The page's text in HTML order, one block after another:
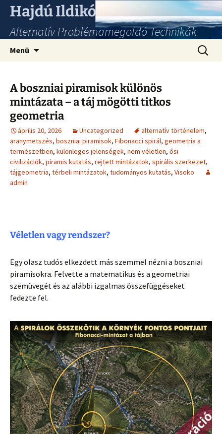
Hajdú Ildikó
Alternatív Problémamegoldó Technikák
Menü
A boszniai piramisok különös
mintázata – a táj mögötti titkos
geometria
április 20, 2026 Uncategorized alternatív történelem,
aranymetszés, boszniai piramisok, Fibonacci spirál, geometria a
természetben, különleges jelenségek, nem véletlen, ősi
civilizációk, piramis kutatás, rejtett mintázatok, spirális szerkezet,
tájgeometria, térbeli mintázatok, tudományos kutatás, Visoko
admin
Véletlen vagy rendszer?
Egy olasz tudós elkezdett más szemmel nézni a boszniai
piramisokra. Felvette a matematikus és a geometriai
szemüvegét és az alábbi izgalmas összefüggéseket
fedezte fel.